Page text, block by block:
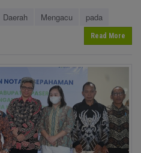
Daerah Mengacu
pada
Read More